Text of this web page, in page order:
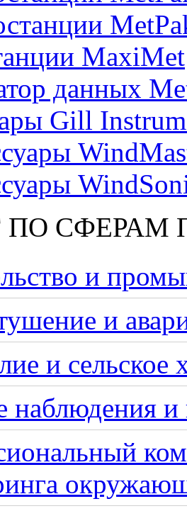
MaxiMet
данных
Gill
ПО СФЕРАМ
и
и
и сельское
и